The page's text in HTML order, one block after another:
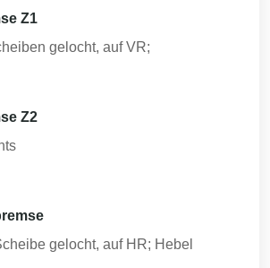
Z1
gelocht, auf VR;
Z2
gelocht, auf HR; Hebel